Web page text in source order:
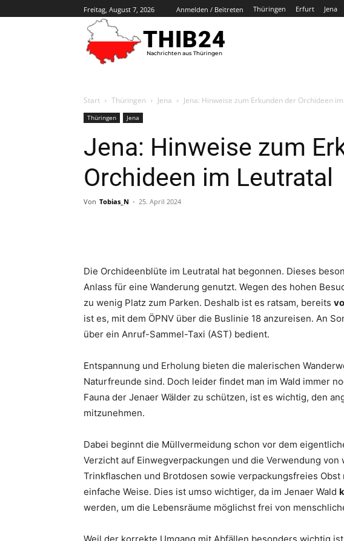
Freitag, August 7, 2026 Anmelden / Beitreten Thüringen Erfurt Jena
THIB24
Nachrichten aus Thüringen
Start Thüringen Jena Jena: Hinweise zum Erkunden der Orchideen
Thüringen Jena
Jena: Hinweise zum
Orchideen im Leutratal
Von Tobias_N - 25. April 2024
Die Orchideenblüte im Leutratal hat begonnen. Dieses
Anlass für eine Wanderung genutzt. Wegen des hohen
zu wenig Platz zum Parken. Deshalb ist es ratsam, bereits
ist es, mit dem ÖPNV über die Buslinie 18 anzureisen. An
über ein Anruf-Sammel-Taxi (AST) bedient.
Entspannung und Erholung bieten die malerischen
Naturfreunde sind. Doch leider findet man im Wald immer
Fauna der Jenaer Wälder zu schützen, ist es wichtig, den
mitzunehmen.
Dabei beginnt die Müllvermeidung schon vor dem
Verzicht auf Einwegverpackungen und die Verwendung
Trinkflaschen und Brotdosen sowie verpackungsfreies
einfache Weise. Dies ist umso wichtiger, da im Jenaer Wald
werden, um die Lebensräume möglichst frei von